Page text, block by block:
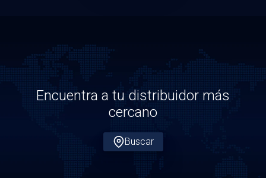
Encuentra a tu distribuidor más
cercano
Buscar